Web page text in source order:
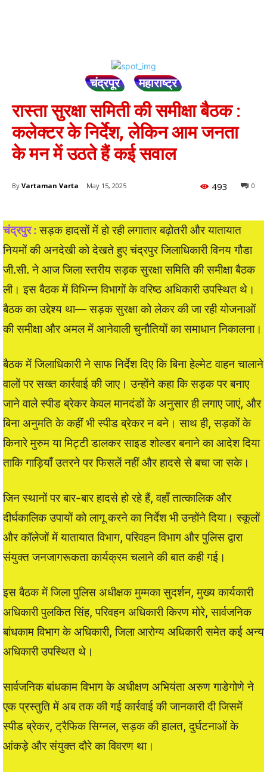
चंद्रपूर महाराष्ट्र
रास्ता सुरक्षा समिती की समीक्षा बैठक :
कलेक्टर के निर्देश, लेकिन आम जनता
के मन में उठते हैं कई सवाल
By Vartaman Varta May 15, 2025 0
493
चंद्रपुर :सड़क हादसों में हो रही लगातार बढ़ोतरी और यातायात
नियमों की अनदेखी को देखते हुए चंद्रपुर जिलाधिकारी विनय गौडा
जी.सी. ने आज जिला स्तरीय सड़क सुरक्षा समिति की समीक्षा बैठक
ली। इस बैठक में विभिन्न विभागों के वरिष्ठ अधिकारी उपस्थित थे।
बैठक का उद्देश्य था— सड़क सुरक्षा को लेकर की जा रही योजनाओं
की समीक्षा और अमल में आनेवाली चुनौतियों का समाधान निकालना।
बैठक में जिलाधिकारी ने साफ निर्देश दिए कि बिना हेल्मेट वाहन चालाने
वालों पर सख्त कार्रवाई की जाए। उन्होंने कहा कि सड़क पर बनाए
जाने वाले स्पीड ब्रेकर केवल मानदंडों के अनुसार ही लगाए जाएं, और
बिना अनुमति के कहीं भी स्पीड ब्रेकर न बने। साथ ही, सड़कों के
किनारे मुरुम या मिट्टी डालकर साइड शोल्डर बनाने का आदेश दिया
ताकि गाड़ियाँ उतरने पर फिसलें नहीं और हादसे से बचा जा सके।
जिन स्थानों पर बार-बार हादसे हो रहे हैं, वहाँ तात्कालिक और
दीर्घकालिक उपायों को लागू करने का निर्देश भी उन्होंने दिया। स्कूलों
और कॉलेजों में यातायात विभाग, परिवहन विभाग और पुलिस द्वारा
संयुक्त जनजागरूकता कार्यक्रम चलाने की बात कही गई।
इस बैठक में जिला पुलिस अधीक्षक मुम्मका सुदर्शन, मुख्य कार्यकारी
अधिकारी पुलकित सिंह, परिवहन अधिकारी किरण मोरे, सार्वजनिक
बांधकाम विभाग के अधिकारी, जिला आरोग्य अधिकारी समेत कई अन्य
अधिकारी उपस्थित थे।
सार्वजनिक बांधकाम विभाग के अधीक्षण अभियंता अरुण गाडेगोणे ने
एक प्रस्तुति में अब तक की गई कार्रवाई की जानकारी दी जिसमें
स्पीड ब्रेकर, ट्रैफिक सिग्नल, सड़क की हालत, दुर्घटनाओं के
आंकड़े और संयुक्त दौरे का विवरण था।